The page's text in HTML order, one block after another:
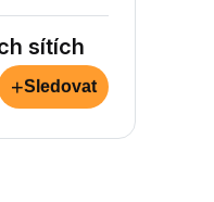
sítích
+Sledovat